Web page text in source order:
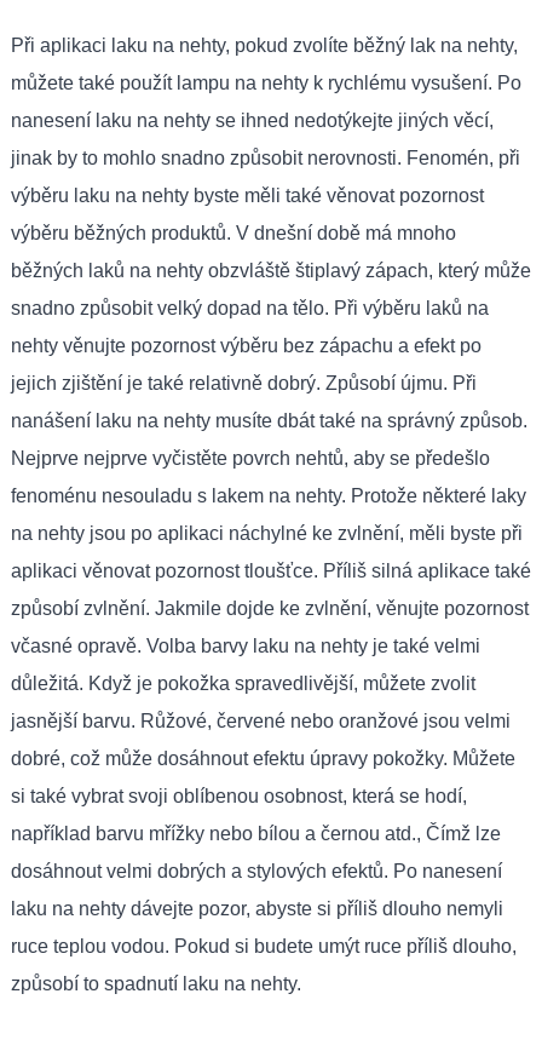
Při aplikaci laku na nehty, pokud zvolíte běžný lak na nehty,
můžete také použít lampu na nehty k rychlému vysušení. Po
nanesení laku na nehty se ihned nedotýkejte jiných věcí,
jinak by to mohlo snadno způsobit nerovnosti. Fenomén, při
výběru laku na nehty byste měli také věnovat pozornost
výběru běžných produktů. V dnešní době má mnoho
běžných laků na nehty obzvláště štiplavý zápach, který může
snadno způsobit velký dopad na tělo. Při výběru laků na
nehty věnujte pozornost výběru bez zápachu a efekt po
jejich zjištění je také relativně dobrý. Způsobí újmu. Při
nanášení laku na nehty musíte dbát také na správný způsob.
Nejprve nejprve vyčistěte povrch nehtů, aby se předešlo
fenoménu nesouladu s lakem na nehty. Protože některé laky
na nehty jsou po aplikaci náchylné ke zvlnění, měli byste při
aplikaci věnovat pozornost tloušťce. Příliš silná aplikace také
způsobí zvlnění. Jakmile dojde ke zvlnění, věnujte pozornost
včasné opravě. Volba barvy laku na nehty je také velmi
důležitá. Když je pokožka spravedlivější, můžete zvolit
jasnější barvu. Růžové, červené nebo oranžové jsou velmi
dobré, což může dosáhnout efektu úpravy pokožky. Můžete
si také vybrat svoji oblíbenou osobnost, která se hodí,
například barvu mřížky nebo bílou a černou atd., Čímž lze
dosáhnout velmi dobrých a stylových efektů. Po nanesení
laku na nehty dávejte pozor, abyste si příliš dlouho nemyli
ruce teplou vodou. Pokud si budete umýt ruce příliš dlouho,
způsobí to spadnutí laku na nehty.